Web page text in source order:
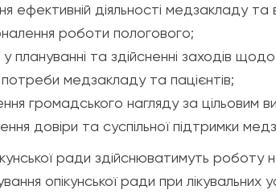
ефективній діяльності медзакладу
роботи пологового;
у плануванні та здійсненні заходів
потреби медзакладу та пацієнтів;
громадського нагляду за цільовим
довіри та суспільної підтримки
ради здійснюватимуть
опікунської ради при